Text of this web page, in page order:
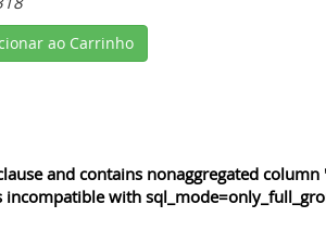
ao Carrinho
and contains nonaggregated
with